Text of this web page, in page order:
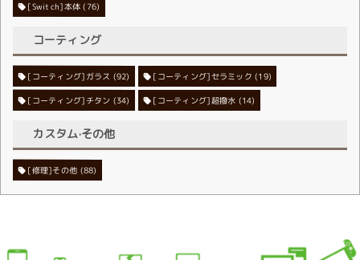
[Switch]本体 (76)
コーティング
[コーティング]ガラス (92) [コーティング]セラミック (19)
[コーティング]チタン (34) [コーティング]超撥水 (14)
カスタム·その他
[修理]その他 (88)